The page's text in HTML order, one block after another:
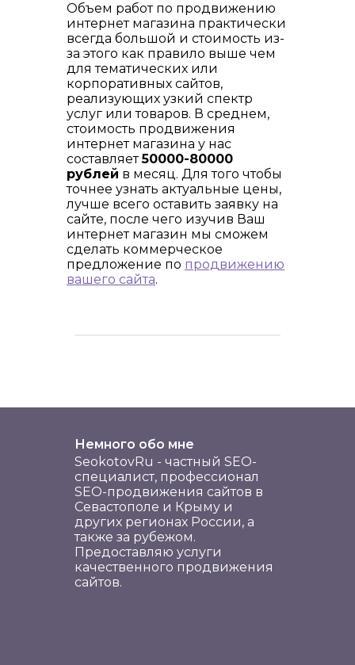
Объем работ по продвижению
интернет магазина практически
всегда большой и стоимость из-
за этого как правило выше чем
для тематических или
корпоративных сайтов,
реализующих узкий спектр
услуг или товаров. В среднем,
стоимость продвижения
интернет магазина у нас
составляет50000-80000
рублей в месяц. Для того чтобы
точнее узнать актуальные цены,
лучше всего оставить заявку на
сайте, после чего изучив Ваш
интернет магазин мы сможем
сделать коммерческое
предложение по продвижению
вашего сайта.
Немного обо мне
SeokotovRu - частный SEO-
специалист, профессионал
SEO-продвижения сайтов в
Севастополе и Крыму и
других регионах России, а
также за рубежом.
Предоставляю услуги
качественного продвижения
сайтов.